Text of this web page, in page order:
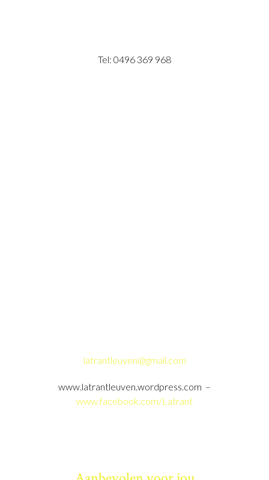
Tel: 0496 369 968
latrantleuven@gmail.com
www.latrantleuven.wordpress.com –
www.facebook.com/Latrant